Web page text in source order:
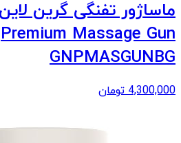
Premium Massage Gun
GNPMASGUNBG
4,300,000 تومان